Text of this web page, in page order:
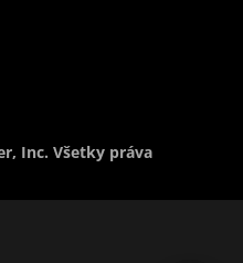
Inc. Všetky práva